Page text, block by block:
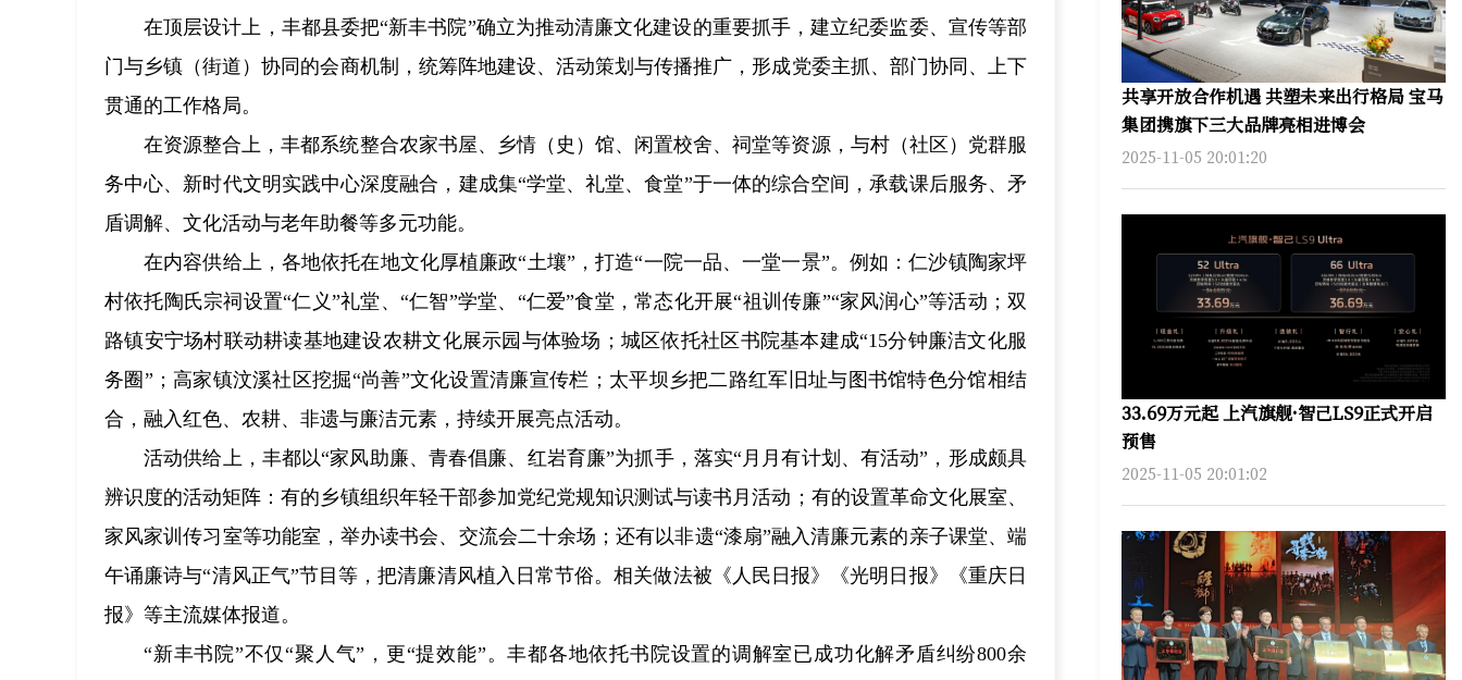
在顶层设计上，丰都县委把“新丰书院”确立为推动清廉文化建设的重要抓手，建立纪委监委、宣传等部
门与乡镇（街道）协同的会商机制，统筹阵地建设、活动策划与传播推广，形成党委主抓、部门协同、上下
贯通的工作格局。
在资源整合上，丰都系统整合农家书屋、乡情（史）馆、闲置校舍、祠堂等资源，与村（社区）党群服
务中心、新时代文明实践中心深度融合，建成集“学堂、礼堂、食堂”于一体的综合空间，承载课后服务、矛
盾调解、文化活动与老年助餐等多元功能。
在内容供给上，各地依托在地文化厚植廉政“土壤”，打造“一院一品、一堂一景”。例如：仁沙镇陶家坪
村依托陶氏宗祠设置“仁义”礼堂、“仁智”学堂、“仁爱”食堂，常态化开展“祖训传廉”“家风润心”等活动；双
路镇安宁场村联动耕读基地建设农耕文化展示园与体验场；城区依托社区书院基本建成“15分钟廉洁文化服
务圈”；高家镇汶溪社区挖掘“尚善”文化设置清廉宣传栏；太平坝乡把二路红军旧址与图书馆特色分馆相结
合，融入红色、农耕、非遗与廉洁元素，持续开展亮点活动。
活动供给上，丰都以“家风助廉、青春倡廉、红岩育廉”为抓手，落实“月月有计划、有活动”，形成颇具
辨识度的活动矩阵：有的乡镇组织年轻干部参加党纪党规知识测试与读书月活动；有的设置革命文化展室、
家风家训传习室等功能室，举办读书会、交流会二十余场；还有以非遗“漆扇”融入清廉元素的亲子课堂、端
午诵廉诗与“清风正气”节目等，把清廉清风植入日常节俗。相关做法被《人民日报》《光明日报》《重庆日
报》等主流媒体报道。
“新丰书院”不仅“聚人气”，更“提效能”。丰都各地依托书院设置的调解室已成功化解矛盾纠纷800余
共享开放合作机遇 共塑未来出行格局 宝马
集团携旗下三大品牌亮相进博会
2025-11-05 20:01:20
33.69万元起 上汽旗舰·智己LS9正式开启
预售
2025-11-05 20:01:02